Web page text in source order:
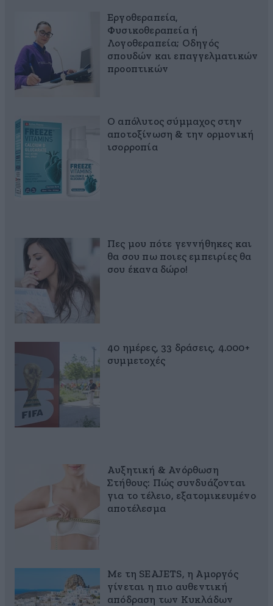
Εργοθεραπεία,
Φυσικοθεραπεία ή
Λογοθεραπεία; Οδηγός
σπουδών και επαγγελματικών
προοπτικών
Ο απόλυτος σύμμαχος στην
αποτοξίνωση & την ορμονική
ισορροπία
Πες μου πότε γεννήθηκες και
θα σου πω ποιες εμπειρίες θα
σου έκανα δώρο!
40 ημέρες, 33 δράσεις, 4.000+
συμμετοχές
Αυξητική & Ανόρθωση
Στήθους: Πώς συνδυάζονται
για το τέλειο, εξατομικευμένο
αποτέλεσμα
Με τη SEAJETS, η Αμοργός
γίνεται η πιο αυθεντική
απόδραση των Κυκλάδων